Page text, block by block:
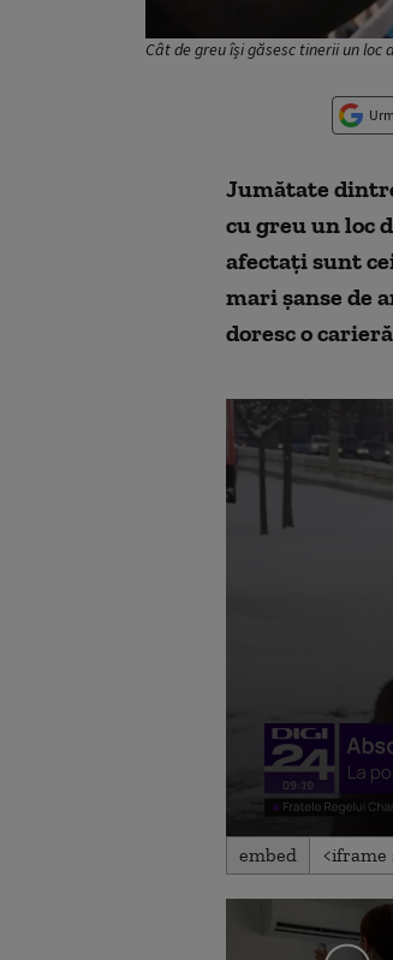
Cât de greu își găsesc tinerii un
Jumătate
cu greu un loc
afectați sunt
mari șanse de
doresc o
0
seconds
1
minute,
embed